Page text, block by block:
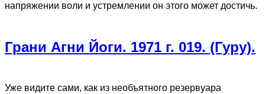
напряжении воли и устремлении он этого может достичь.
Грани Агни Йоги. 1971 г. 019. (Гуру).
Уже видите сами, как из необъятного резервуара